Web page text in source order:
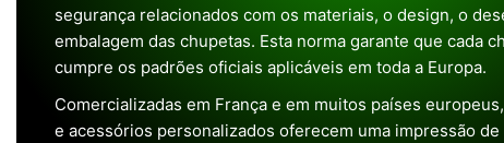
segurança relacionados com os materiais, o design, o
embalagem das chupetas. Esta norma garante que cada
cumpre os padrões oficiais aplicáveis em toda a Europa.
Comercializadas em França e em muitos países
e acessórios personalizados oferecem uma impressão